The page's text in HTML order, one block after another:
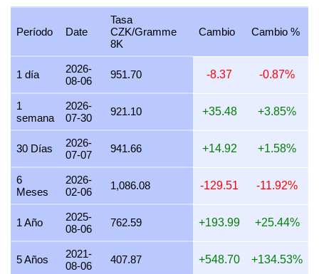
26 julio 2026 28,630.59 920.47 920,473.31
25 julio 2026 28,630.59 920.47 920,473.31
24 julio 2026 28,729.29 923.65 923,646.61
23 julio 2026 28,683.84 922,185.39
22 julio 2026 29,278.82 941,313.99
21 julio 2026 28,705.06 922.87
20 julio 2026 28,238.75 907,875.82
19 julio 2026 28,312.62 910,250.83
18 julio 2026 28,312.62 910.25
17 julio 2026
16 julio 2026 28,095.91 903,283.61
Período Date
Tasa
CZK/Gramme
8K
Cambio Cambio %
1 día
2026-
08-06
951.70 -8.37 -0.87%
1
semana
2026-
07-30
921.10 +35.48 +3.85%
30 Días
2026-
07-07
941.66 +14.92 +1.58%
6
Meses
2026-
02-06
1,086.08 -129.51 -11.92%
1 Año
2025-
08-06
762.59 +193.99 +25.44%
5 Años
2021-
08-06
407.87 +548.70 +134.53%